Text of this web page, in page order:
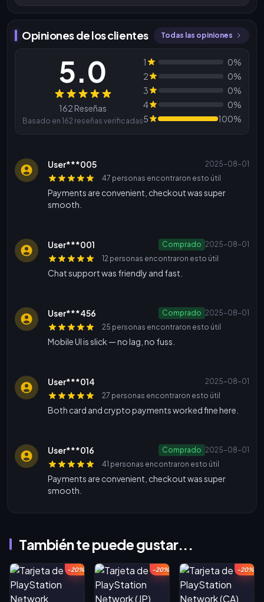
Opiniones de los clientes Todas las opiniones
Reseñas
5.0
162 Reseñas
Basado en 162 reseñas verificadas
1
0%
2
0%
3
0%
4
0%
5
100%
User***005
2025-08-01
47 personas encontraron esto útil
Payments are convenient, checkout was super
smooth.
User***001 Comprado 2025-08-01
12 personas encontraron esto útil
Chat support was friendly and fast.
User***456 Comprado 2025-08-01
25 personas encontraron esto útil
Mobile UI is slick — no lag, no fuss.
User***014
2025-08-01
27 personas encontraron esto útil
Both card and crypto payments worked fine here.
User***016 Comprado 2025-08-01
41 personas encontraron esto útil
Payments are convenient, checkout was super
smooth.
También te puede gustar...
-20% -20% -20%